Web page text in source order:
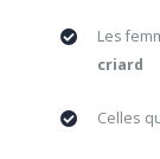
Les
criard
Celles